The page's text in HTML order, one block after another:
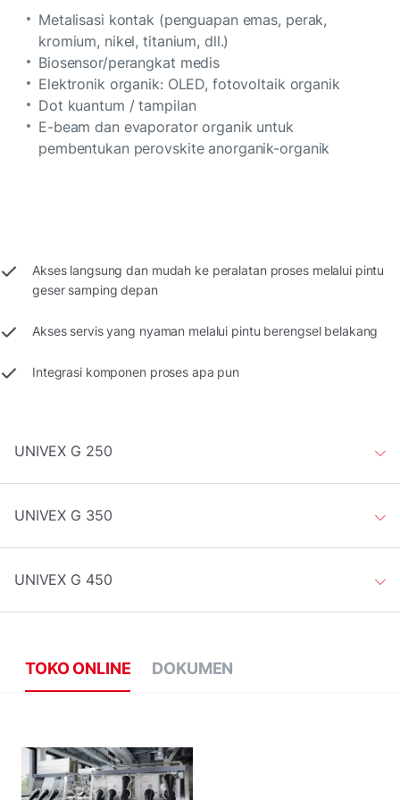
Metalisasi kontak (penguapan emas, perak,
kromium, nikel, titanium, dll.)
Biosensor/perangkat medis
Elektronik organik: OLED, fotovoltaik organik
Dot kuantum / tampilan
E-beam dan evaporator organik untuk
pembentukan perovskite anorganik-organik
Akses langsung dan mudah ke peralatan proses melalui pintu
geser samping depan
Akses servis yang nyaman melalui pintu berengsel belakang
Integrasi komponen proses apa pun
UNIVEX G 250
UNIVEX G 350
UNIVEX G 450
TOKO ONLINE DOKUMEN